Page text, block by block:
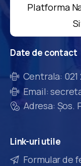
Platforma
Date de contact
Centrala: 021
Email:
Adresa: Șos.
Link-uriutile
Formular de